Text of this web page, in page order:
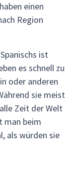
einen
Region
ist
es schnell zu
oder anderen
sie meist
Zeit der Welt
man beim
als würden sie